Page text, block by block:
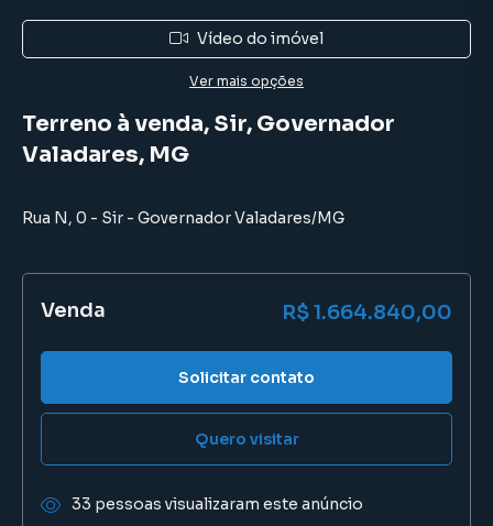
Vídeo do imóvel
Ver mais opções
Terreno à venda, Sir, Governador
Valadares, MG
Rua N, 0 - Sir - Governador Valadares/MG
Venda R$ 1.664.840,00
Solicitar contato
Quero visitar
33 pessoas visualizaram este anúncio